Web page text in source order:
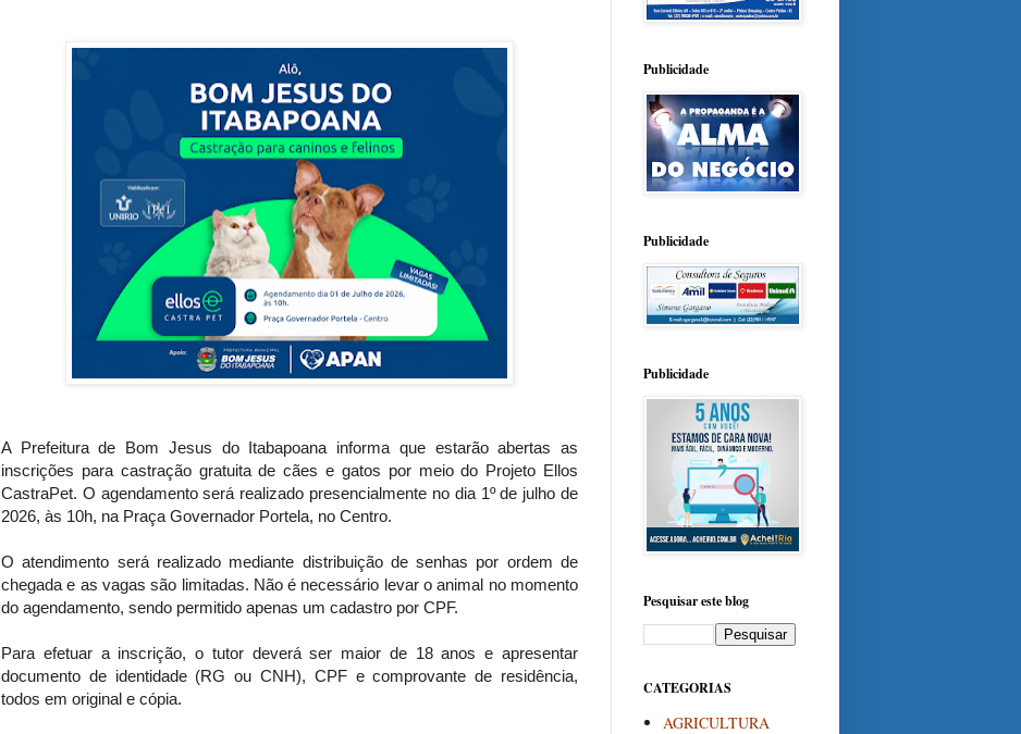
A Prefeitura de Bom Jesus do Itabapoana informa que estarão abertas as
inscrições para castração gratuita de cães e gatos por meio do Projeto Ellos
CastraPet. O agendamento será realizado presencialmente no dia 1º de julho de
2026, às 10h, na Praça Governador Portela, no Centro.
O atendimento será realizado mediante distribuição de senhas por ordem de
chegada e as vagas são limitadas. Não é necessário levar o animal no momento
do agendamento, sendo permitido apenas um cadastro por CPF.
Para efetuar a inscrição, o tutor deverá ser maior de 18 anos e apresentar
documento de identidade (RG ou CNH), CPF e comprovante de residência,
todos em original e cópia.
Publicidade
Publicidade
Publicidade
Pesquisar este blog
CATEGORIAS
AGRICULTURA